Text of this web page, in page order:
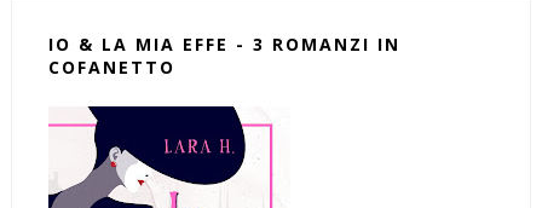
IO & LA MIA EFFE - 3 ROMANZI IN
COFANETTO